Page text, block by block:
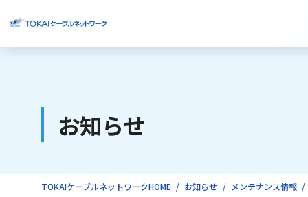
ご利用中のお客様
お知らせ
TOKAIケーブルネットワークHOME お知らせ メンテナンス情報